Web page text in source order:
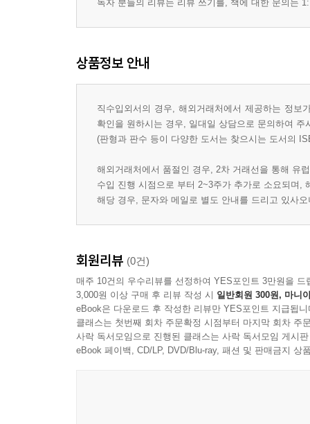
독자 분들의 리뷰는 리뷰 쓰기를, 책에 대한 문의는
상품정보 안내
직수입외서의 경우, 해외거래처에서 제공하는 정
확인을 원하시는 경우, 일대일 상담으로 문의하여 주
(판형과 판수 등이 다양한 도서는 찾으시는 도서의
해외거래처에서 품절인 경우, 2차 거래선을 통해 유
수입 진행 시점으로 부터 2~3주가 추가로 소요되며,
해당 경우, 문자와 메일로 별도 안내를 드리고 있사
회원리뷰 (0건)
매주 10건의 우수리뷰를 선정하여 YES포인트 3만원을 드
3,000원 이상 구매 후 리뷰 작성 시 일반회원 300원, 마니
eBook은 다운로드 후 작성한 리뷰만 YES포인트 지급됩니
클래스는 첫번째 회차 주문확정 시점부터 마지막 회차 주
사락 독서모임으로 진행된 클래스는 사락 독서모임 게시
eBook 페이백, CD/LP, DVD/Blu-ray, 패션 및 판매금지 상